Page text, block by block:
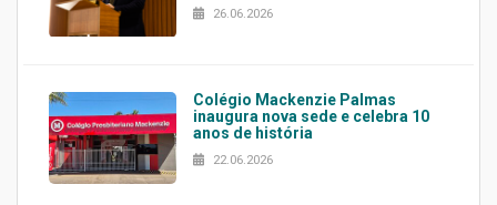
26.06.2026
Colégio Mackenzie Palmas
inaugura nova sede e celebra 10
anos de história
22.06.2026